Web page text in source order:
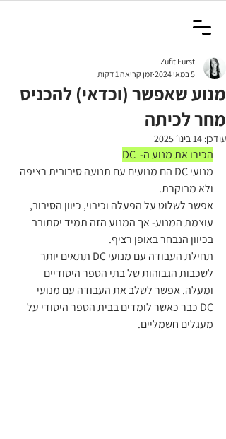
מנוע שאפשר (וכדאי) להכניס
מחר לכיתה
Zufit Furst
5 במאי 2024
זמן קריאה 1 דקות
עודכן: 14 בינו׳ 2025
הכירו את מנוע ה-  DC
מנועי DC הם מנועים עם תנועה סיבובית רציפה
ולא מבוקרת.
אפשר לשלוט על הפעלה וכיבוי, כיוון הסיבוב,
עוצמת המנוע- אך המנוע הזה תמיד יסתובב
בכיוון הנבחר באופן רציף.
תחילת העבודה עם מנועי DC תתאים יותר
לשכבות הגבוהות של בתי הספר היסודיים
ומעלה. אפשר לשלב את העבודה עם מנועי
DC כבר כאשר לומדים בבית הספר היסודי על
מעגלים חשמליים.